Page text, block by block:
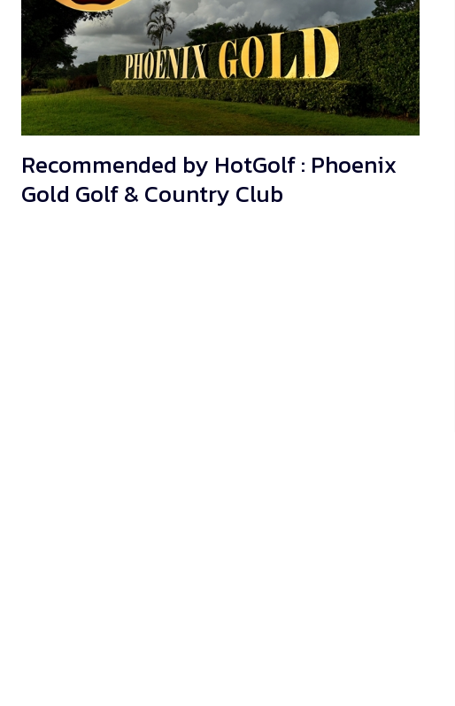
Recommended by HotGolf : Phoenix
Gold Golf & Country Club